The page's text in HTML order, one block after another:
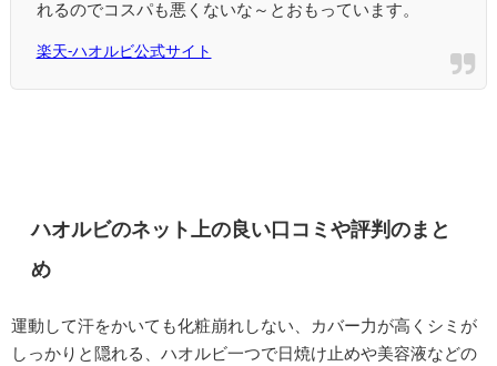
れるのでコスパも悪くないな～とおもっています。
楽天-ハオルビ公式サイト
ハオルビのネット上の良い口コミや評判のまと
め
運動して汗をかいても化粧崩れしない、カバー力が高くシミが
しっかりと隠れる、ハオルビ一つで日焼け止めや美容液などの